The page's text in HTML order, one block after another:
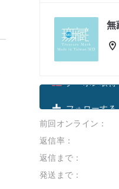
フォローする
前回オンライン：
返信率：
返信まで：
発送まで：